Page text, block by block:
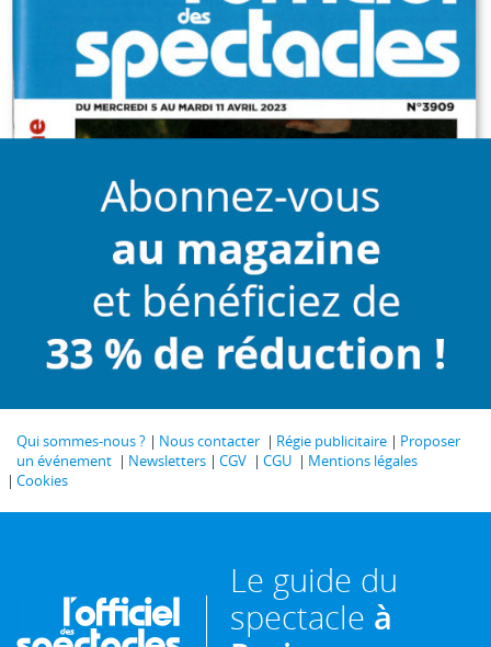
Qui sommes-nous ? Nous contacter Régie publicitaire
Proposer
un événement
Newsletters CGV CGU
Mentions légales
Cookies
Le guide du
spectacle à